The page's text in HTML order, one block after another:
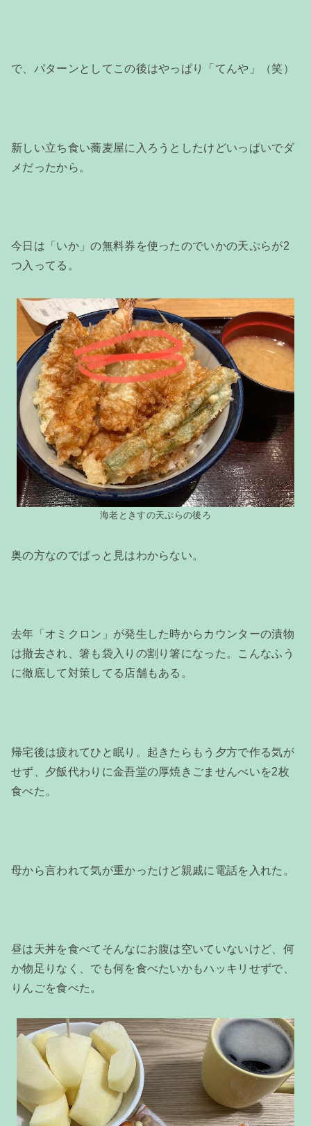
で、パターンとしてこの後はやっぱり「てんや」（笑）
新しい立ち食い蕎麦屋に入ろうとしたけどいっぱいでダ
メだったから。
今日は「いか」の無料券を使ったのでいかの天ぷらが2
つ入ってる。
海老ときすの天ぷらの後ろ
奥の方なのでぱっと見はわからない。
去年「オミクロン」が発生した時からカウンターの漬物
は撤去され、箸も袋入りの割り箸になった。こんなふう
に徹底して対策してる店舗もある。
帰宅後は疲れてひと眠り。起きたらもう夕方で作る気が
せず、夕飯代わりに金吾堂の厚焼きごませんべいを2枚
食べた。
母から言われて気が重かったけど親戚に電話を入れた。
昼は天丼を食べてそんなにお腹は空いていないけど、何
か物足りなく、でも何を食べたいかもハッキリせずで、
りんごを食べた。